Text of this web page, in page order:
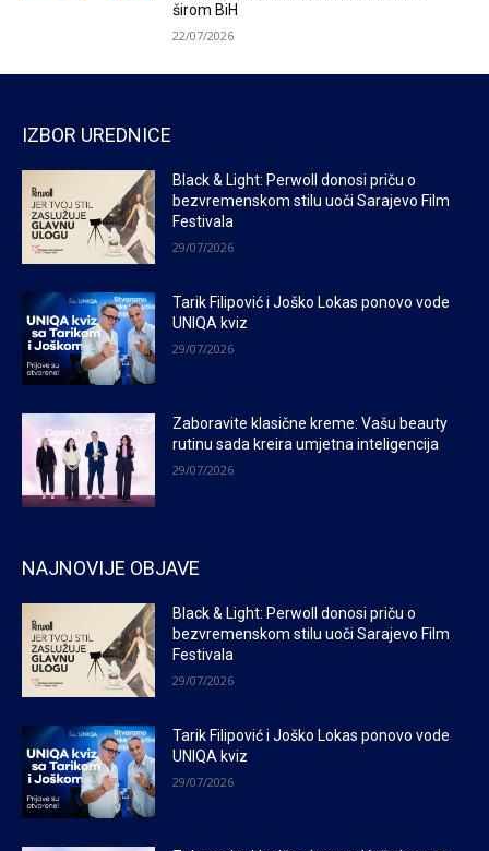
širom BiH
22/07/2026
IZBOR UREDNICE
Black & Light: Perwoll donosi priču o
bezvremenskom stilu uoči Sarajevo Film
Festivala
29/07/2026
Tarik Filipović i Joško Lokas ponovo vode
UNIQA kviz
29/07/2026
Zaboravite klasične kreme: Vašu beauty
rutinu sada kreira umjetna inteligencija
29/07/2026
NAJNOVIJE OBJAVE
Black & Light: Perwoll donosi priču o
bezvremenskom stilu uoči Sarajevo Film
Festivala
29/07/2026
Tarik Filipović i Joško Lokas ponovo vode
UNIQA kviz
29/07/2026